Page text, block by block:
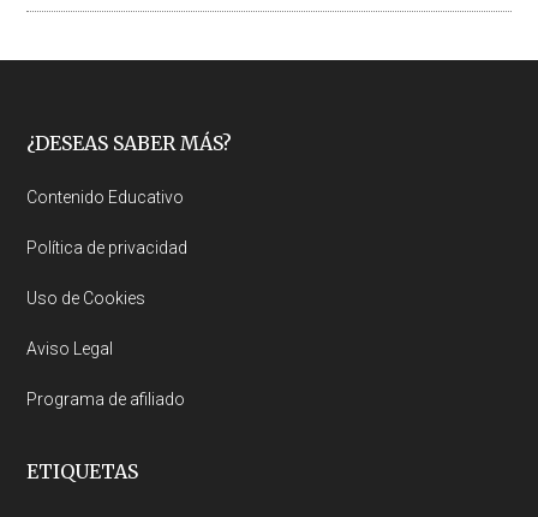
Footer
¿DESEAS SABER MÁS?
Contenido Educativo
Política de privacidad
Uso de Cookies
Aviso Legal
Programa de afiliado
ETIQUETAS